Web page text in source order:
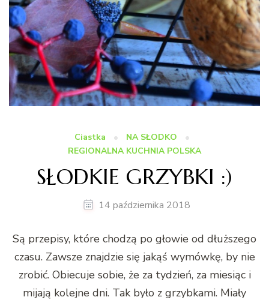
Ciastka
NA SŁODKO
REGIONALNA KUCHNIA POLSKA
SŁODKIE GRZYBKI :)
14 października 2018
Są przepisy, które chodzą po głowie od dłuższego
czasu. Zawsze znajdzie się jakąś wymówkę, by nie
zrobić. Obiecuje sobie, że za tydzień, za miesiąc i
mijają kolejne dni. Tak było z grzybkami. Miały